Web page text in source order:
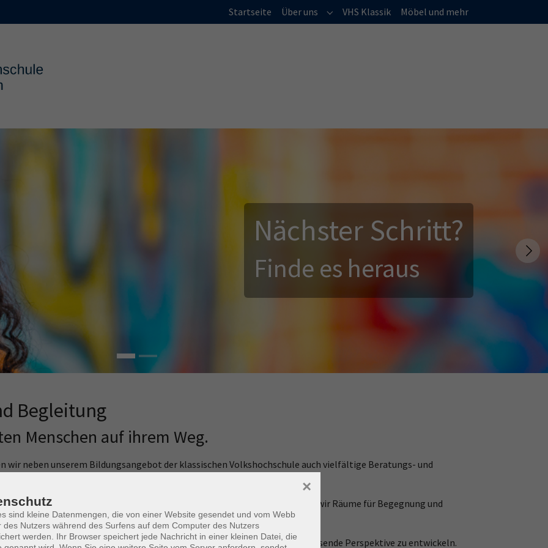
Startseite (current)
Über uns Submenu for "Über uns"
VHS Klassik Möbel und mehr
Nächster Schritt?
Finde es heraus Next
Begleitung
Menschen auf ihrem Weg.
wir neben unserem Bildungsangebot der klassischen Volkshochschule auch vielfältige Beratungs- und
über Wohneinrichtungen bis hin zum Mehrgenerationenhaus – schaffen wir Räume für Begegnung und
Generationen aktiv gelebt.
ihrem Weg in Ausbildung und Beruf und unterstützen sie dabei, eine passende Perspektive zu entwickeln.
sind kleine Datenmengen, die von einer Website gesendet und vom Webb
des Nutzers während des Surfens auf dem Computer des Nutzers
werden. Ihr Browser speichert jede Nachricht in einer kleinen Datei, die
×